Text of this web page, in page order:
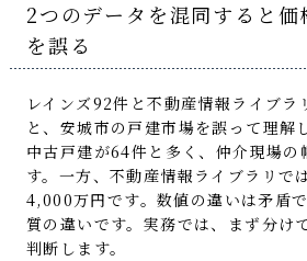
2つのデータを混同すると
を誤る
レインズ92件と不動産情報ライブラ
と、安城市の戸建市場を誤って理解
中古戸建が64件と多く、仲介現場の
す。一方、不動産情報ライブラリで
4,000万円です。数値の違いは矛盾
質の違いです。実務では、まず分け
判断します。